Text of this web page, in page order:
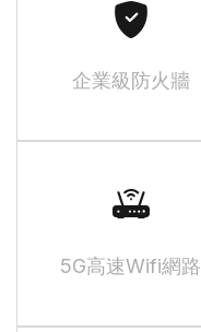
企業級防火牆
5G高速Wifi網路